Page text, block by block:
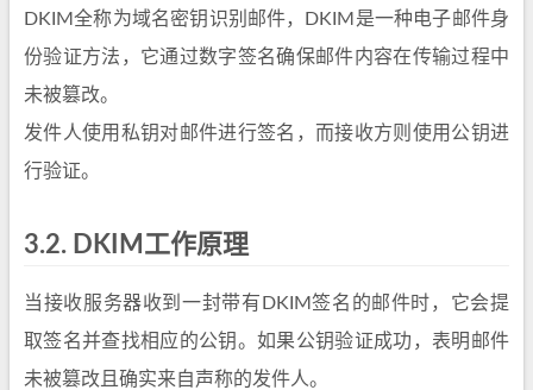
DKIM全称为域名密钥识别邮件，DKIM是一种电子邮件身
份验证方法，它通过数字签名确保邮件内容在传输过程中
未被篡改。
发件人使用私钥对邮件进行签名，而接收方则使用公钥进
行验证。
3.2. DKIM工作原理
当接收服务器收到一封带有DKIM签名的邮件时，它会提
取签名并查找相应的公钥。如果公钥验证成功，表明邮件
未被篡改且确实来自声称的发件人。